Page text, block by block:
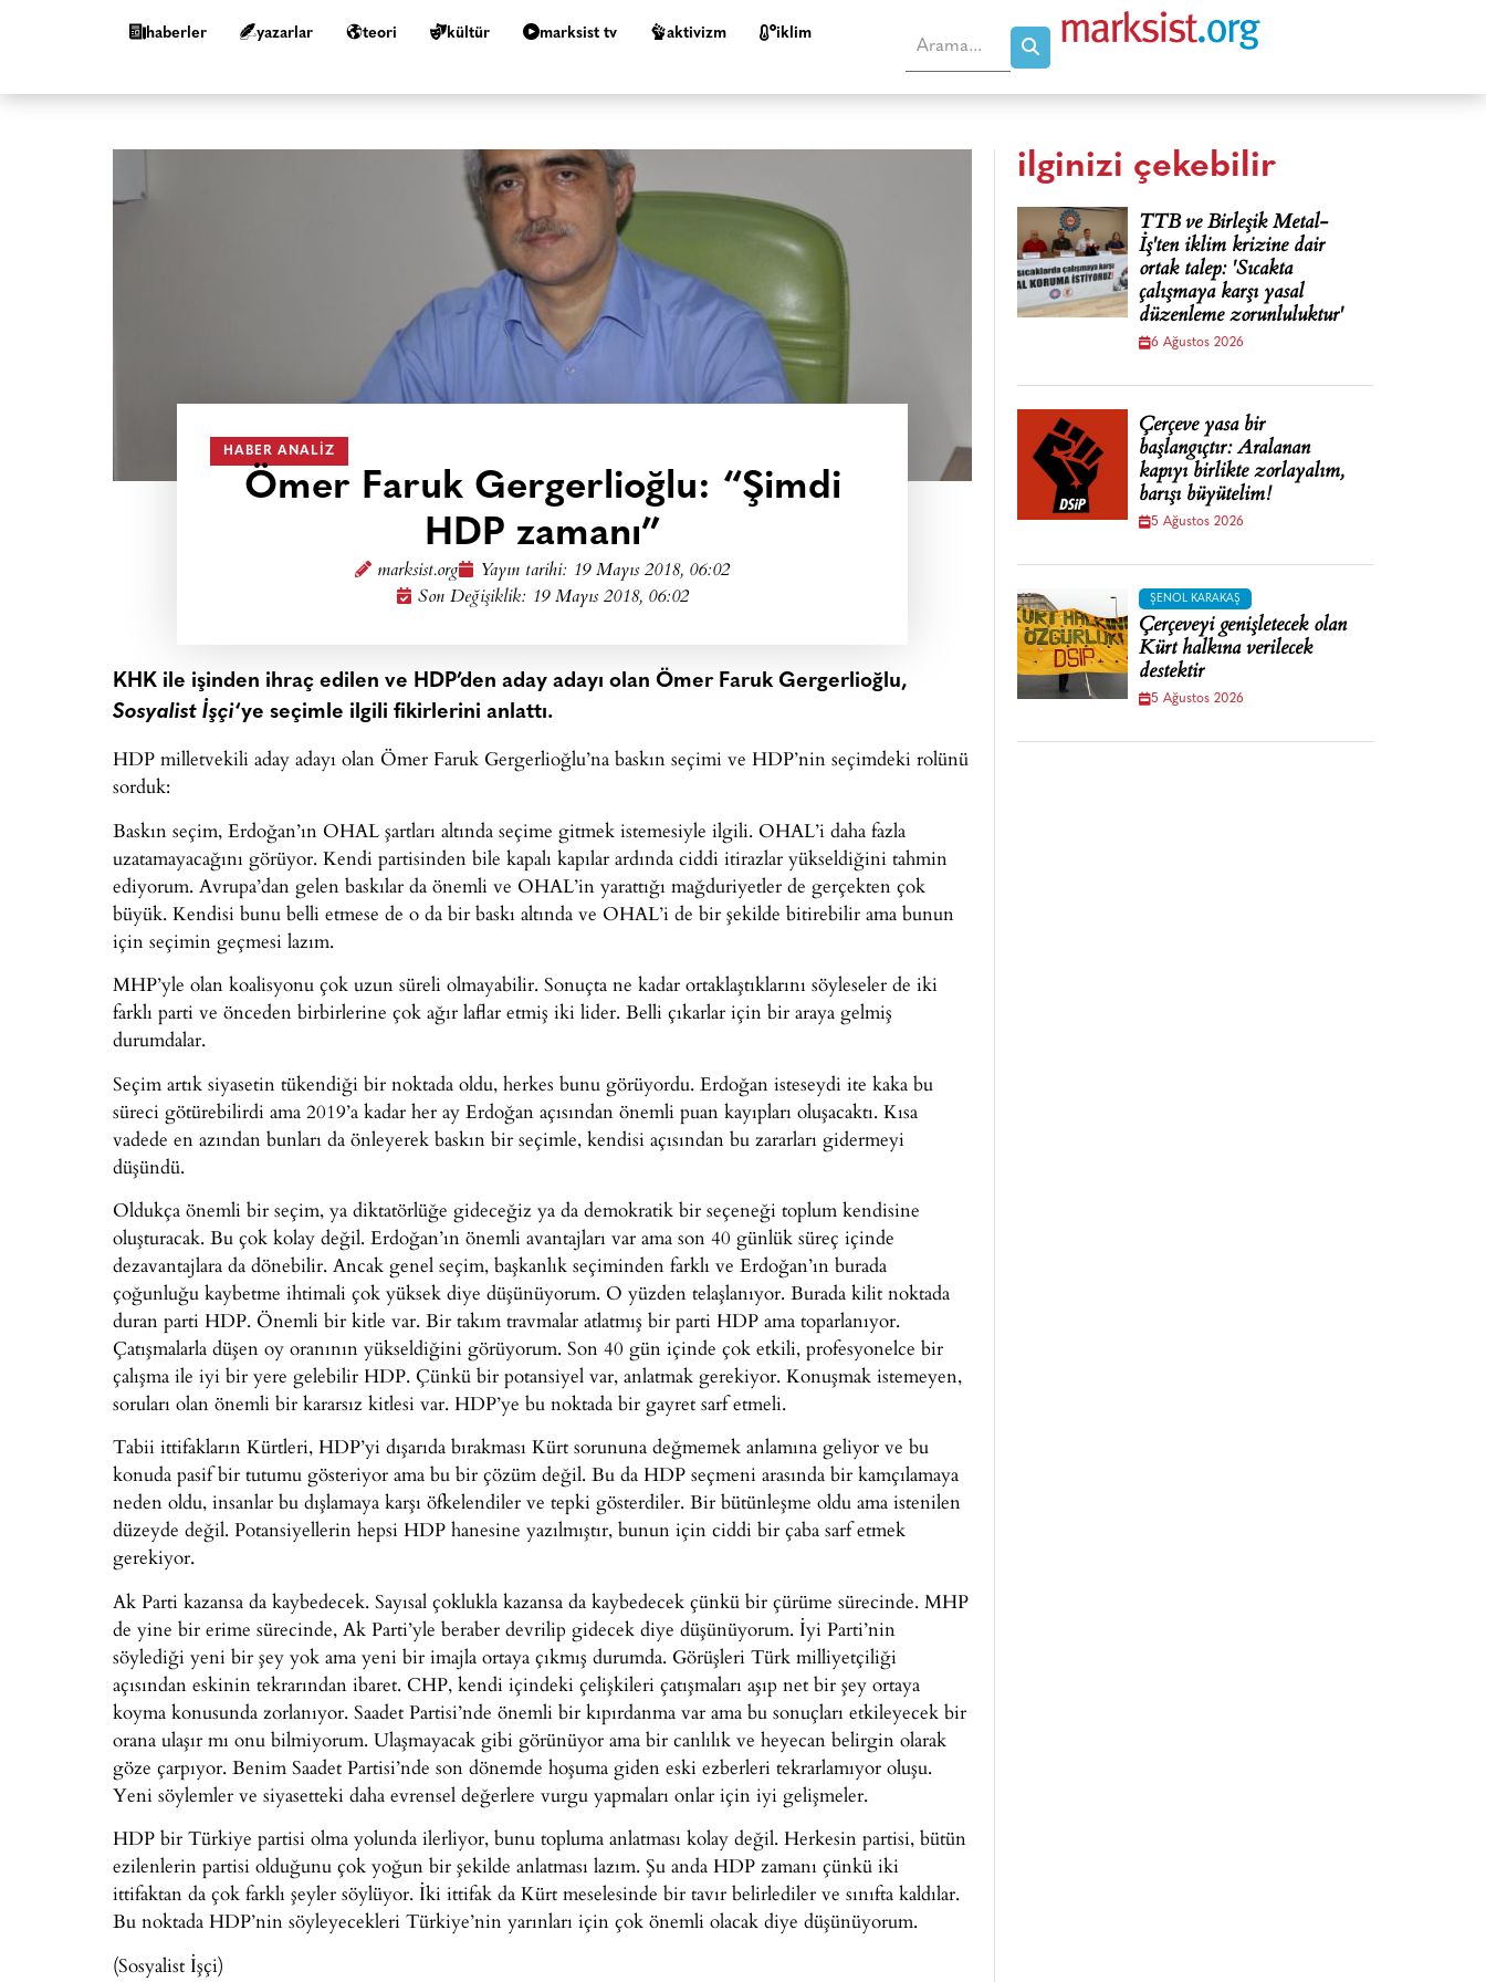
haberler yazarlar teori kültür marksist tv aktivizm i̇klim
HABER ANALIZ
Ömer Faruk Gergerlioğlu: “Şimdi
HDP zamanı”
marksist.org Yayın tarihi: 19 Mayıs 2018, 06:02
Son Değişiklik: 19 Mayıs 2018, 06:02
KHK ile işinden ihraç edilen ve HDP’den aday adayı olan Ömer Faruk Gergerlioğlu,
Sosyalist İşçi‘ye seçimle ilgili fikirlerini anlattı.
HDP milletvekili aday adayı olan Ömer Faruk Gergerlioğlu’na baskın seçimi ve HDP’nin seçimdeki rolünü
sorduk:
Baskın seçim, Erdoğan’ın OHAL şartları altında seçime gitmek istemesiyle ilgili. OHAL’i daha fazla
uzatamayacağını görüyor. Kendi partisinden bile kapalı kapılar ardında ciddi itirazlar yükseldiğini tahmin
ediyorum. Avrupa’dan gelen baskılar da önemli ve OHAL’in yarattığı mağduriyetler de gerçekten çok
büyük. Kendisi bunu belli etmese de o da bir baskı altında ve OHAL’i de bir şekilde bitirebilir ama bunun
için seçimin geçmesi lazım.
MHP’yle olan koalisyonu çok uzun süreli olmayabilir. Sonuçta ne kadar ortaklaştıklarını söyleseler de iki
farklı parti ve önceden birbirlerine çok ağır laflar etmiş iki lider. Belli çıkarlar için bir araya gelmiş
durumdalar.
Seçim artık siyasetin tükendiği bir noktada oldu, herkes bunu görüyordu. Erdoğan isteseydi ite kaka bu
süreci götürebilirdi ama 2019’a kadar her ay Erdoğan açısından önemli puan kayıpları oluşacaktı. Kısa
vadede en azından bunları da önleyerek baskın bir seçimle, kendisi açısından bu zararları gidermeyi
düşündü.
Oldukça önemli bir seçim, ya diktatörlüğe gideceğiz ya da demokratik bir seçeneği toplum kendisine
oluşturacak. Bu çok kolay değil. Erdoğan’ın önemli avantajları var ama son 40 günlük süreç içinde
dezavantajlara da dönebilir. Ancak genel seçim, başkanlık seçiminden farklı ve Erdoğan’ın burada
çoğunluğu kaybetme ihtimali çok yüksek diye düşünüyorum. O yüzden telaşlanıyor. Burada kilit noktada
duran parti HDP. Önemli bir kitle var. Bir takım travmalar atlatmış bir parti HDP ama toparlanıyor.
Çatışmalarla düşen oy oranının yükseldiğini görüyorum. Son 40 gün içinde çok etkili, profesyonelce bir
çalışma ile iyi bir yere gelebilir HDP. Çünkü bir potansiyel var, anlatmak gerekiyor. Konuşmak istemeyen,
soruları olan önemli bir kararsız kitlesi var. HDP’ye bu noktada bir gayret sarf etmeli.
Tabii ittifakların Kürtleri, HDP’yi dışarıda bırakması Kürt sorununa değmemek anlamına geliyor ve bu
konuda pasif bir tutumu gösteriyor ama bu bir çözüm değil. Bu da HDP seçmeni arasında bir kamçılamaya
neden oldu, insanlar bu dışlamaya karşı öfkelendiler ve tepki gösterdiler. Bir bütünleşme oldu ama istenilen
düzeyde değil. Potansiyellerin hepsi HDP hanesine yazılmıştır, bunun için ciddi bir çaba sarf etmek
gerekiyor.
Ak Parti kazansa da kaybedecek. Sayısal çoklukla kazansa da kaybedecek çünkü bir çürüme sürecinde. MHP
de yine bir erime sürecinde, Ak Parti’yle beraber devrilip gidecek diye düşünüyorum. İyi Parti’nin
söylediği yeni bir şey yok ama yeni bir imajla ortaya çıkmış durumda. Görüşleri Türk milliyetçiliği
açısından eskinin tekrarından ibaret. CHP, kendi içindeki çelişkileri çatışmaları aşıp net bir şey ortaya
koyma konusunda zorlanıyor. Saadet Partisi’nde önemli bir kıpırdanma var ama bu sonuçları etkileyecek bir
orana ulaşır mı onu bilmiyorum. Ulaşmayacak gibi görünüyor ama bir canlılık ve heyecan belirgin olarak
göze çarpıyor. Benim Saadet Partisi’nde son dönemde hoşuma giden eski ezberleri tekrarlamıyor oluşu.
Yeni söylemler ve siyasetteki daha evrensel değerlere vurgu yapmaları onlar için iyi gelişmeler.
HDP bir Türkiye partisi olma yolunda ilerliyor, bunu topluma anlatması kolay değil. Herkesin partisi, bütün
ezilenlerin partisi olduğunu çok yoğun bir şekilde anlatması lazım. Şu anda HDP zamanı çünkü iki
ittifaktan da çok farklı şeyler söylüyor. İki ittifak da Kürt meselesinde bir tavır belirlediler ve sınıfta kaldılar.
Bu noktada HDP’nin söyleyecekleri Türkiye’nin yarınları için çok önemli olacak diye düşünüyorum.
(Sosyalist İşçi)
ilginizi çekebilir
TTB ve Birleşik Metal-
İş'ten iklim krizine dair
ortak talep: 'Sıcakta
çalışmaya karşı yasal
düzenleme zorunluluktur'
6 Ağustos 2026
Çerçeve yasa bir
başlangıçtır: Aralanan
kapıyı birlikte zorlayalım,
barışı büyütelim!
5 Ağustos 2026
ŞENOL KARAKAŞ
Çerçeveyi genişletecek olan
Kürt halkına verilecek
destektir
5 Ağustos 2026